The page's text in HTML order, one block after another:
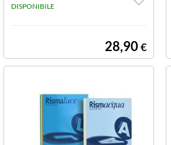
DISPONIBILE
28,90€